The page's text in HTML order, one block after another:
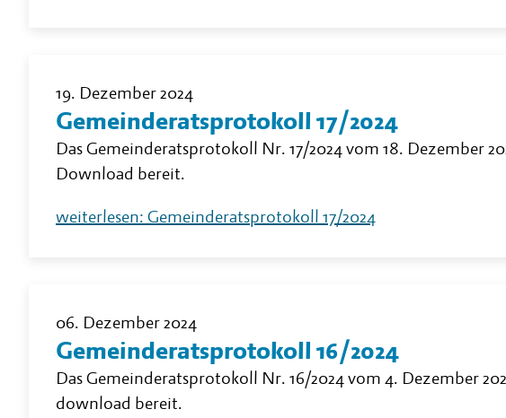
19. Dezember 2024
Gemeinderatsprotokoll 17/2024
Das Gemeinderatsprotokoll Nr. 17/2024 vom 18. Dezember
Download bereit.
weiterlesen: Gemeinderatsprotokoll 17/2024
06. Dezember 2024
Gemeinderatsprotokoll 16/2024
Das Gemeinderatsprotokoll Nr. 16/2024 vom 4. Dezember
download bereit.